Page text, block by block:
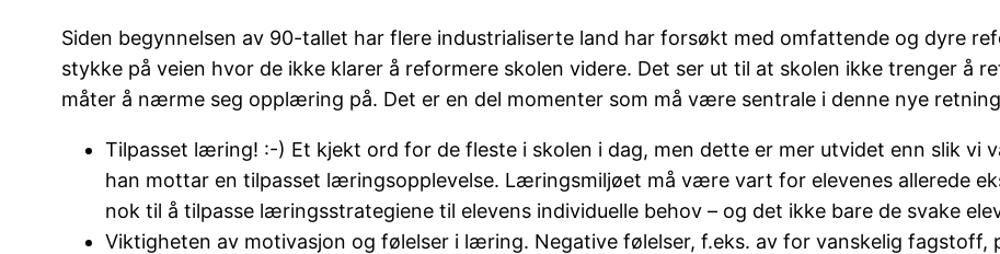
Siden begynnelsen av 90-tallet har flere industrialiserte land har forsøkt med omfattende og dyre
stykke på veien hvor de ikke klarer å reformere skolen videre. Det ser ut til at skolen ikke trenger å
måter å nærme seg opplæring på. Det er en del momenter som må være sentrale i denne nye
Tilpasset læring! :-) Et kjekt ord for de fleste i skolen i dag, men dette er mer utvidet enn slik vi
han mottar en tilpasset læringsopplevelse. Læringsmiljøet må være vart for elevenes allerede
nok til å tilpasse læringsstrategiene til elevens individuelle behov – og det ikke bare de svake
Viktigheten av motivasjon og følelser i læring. Negative følelser, f.eks. av for vanskelig fagstoff,